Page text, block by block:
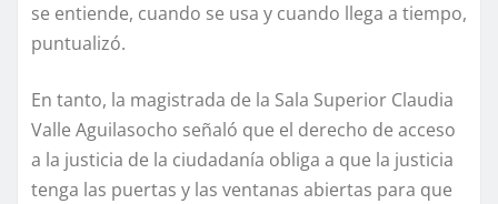
se entiende, cuando se usa y cuando llega a tiempo,
puntualizó.
En tanto, la magistrada de la Sala Superior Claudia
Valle Aguilasocho señaló que el derecho de acceso
a la justicia de la ciudadanía obliga a que la justicia
tenga las puertas y las ventanas abiertas para que